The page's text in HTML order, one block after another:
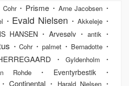
Cohr・Prisme・ Arne Jacobsen ・
・ Evald Nielsen ・Akkeleje ・
HANSEN ・Arvesølv ・antik ・
・Cohr・palmet ・ Bernadotte ・
・Gyldenholm ・
Rohde・ Eventyrbestik ・
Continental・ Harald Nielsen・